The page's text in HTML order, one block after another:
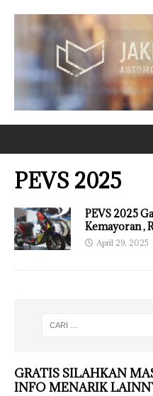
PEVS 2025
PEVS 2025
Kemayoran ,
April 29, 2025
GRATIS SILAHKAN
INFO MENARIK